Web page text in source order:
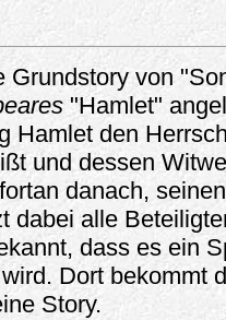
Grundstory von
"Hamlet"
Hamlet den
und dessen
danach,
dabei alle
dass es ein
Dort bekommt
Story.